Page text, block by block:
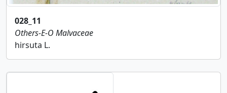
028_11
Others-E-O Malvaceae
hirsuta L.